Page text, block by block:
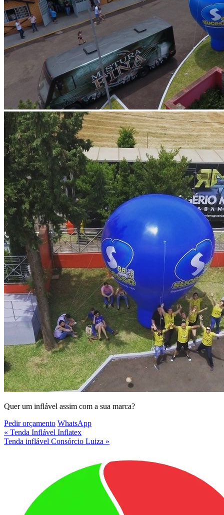
Quer um inflável assim com a sua marca?
Pedir orçamento WhatsApp
« Tenda Inflável Inflatex
Tenda inflável Consórcio Luiza »